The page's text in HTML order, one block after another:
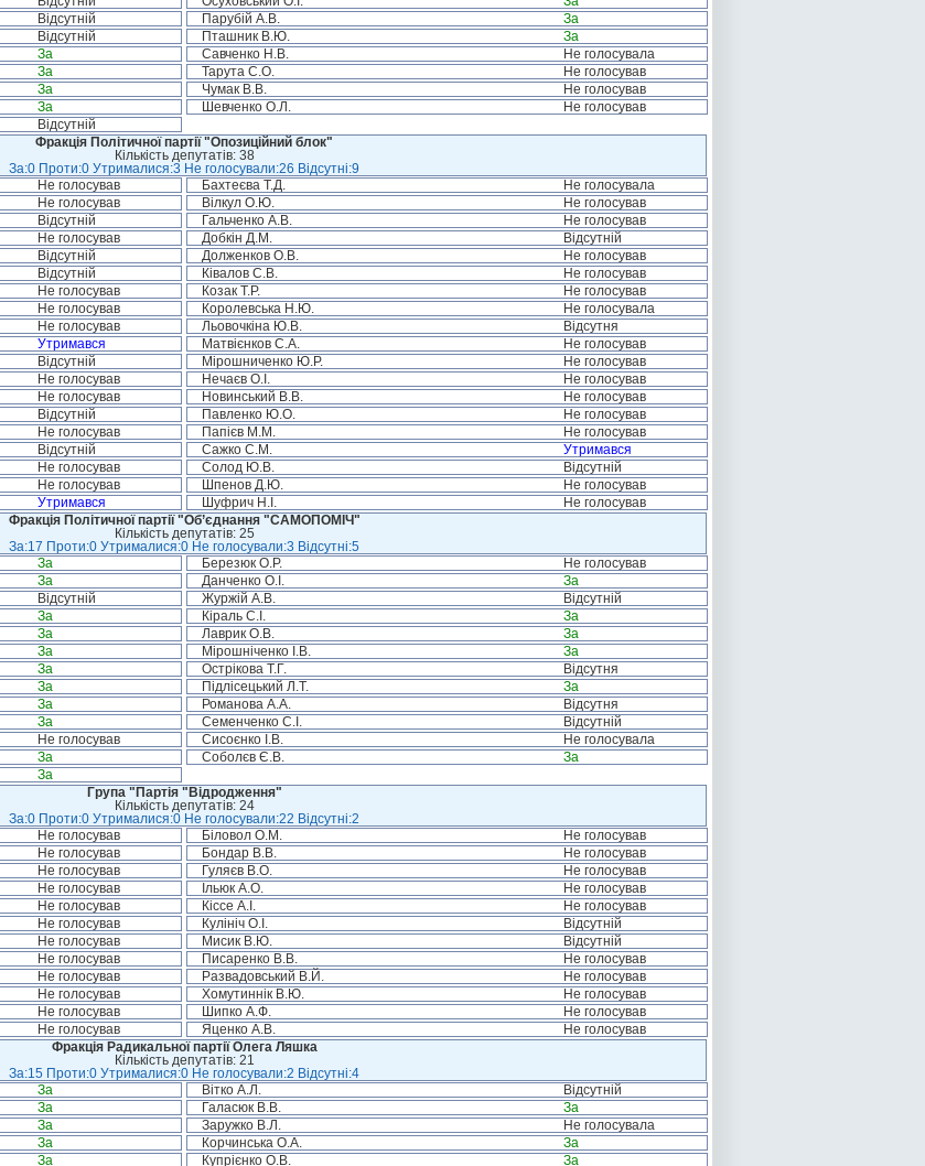
Відсутній Парубій А.В.
За
Відсутній Пташник В.Ю.
За
За Савченко Н.В.
Не голосувала
За Тарута С.О.
Не голосував
За Чумак В.В.
Не голосував
За Шевченко О.Л.
Не голосував
Відсутній
Фракція Політичної партії "Опозиційний блок"
Кількість депутатів: 38
За:0 Проти:0 Утрималися:3 Не голосували:26 Відсутні:9
Не голосував Бахтеєва Т.Д.
Не голосувала
Не голосував Вілкул О.Ю.
Не голосував
Відсутній Гальченко А.В.
Не голосував
Не голосував Добкін Д.М.
Відсутній
Відсутній Долженков О.В.
Не голосував
Відсутній Ківалов С.В.
Не голосував
Не голосував Козак Т.Р.
Не голосував
Не голосував Королевська Н.Ю.
Не голосувала
Не голосував Льовочкіна Ю.В.
Відсутня
Утримався Матвієнков С.А.
Не голосував
Відсутній Мірошниченко Ю.Р.
Не голосував
Не голосував Нечаєв О.І.
Не голосував
Не голосував Новинський В.В.
Не голосував
Відсутній Павленко Ю.О.
Не голосував
Не голосував Папієв М.М.
Не голосував
Відсутній Сажко С.М.
Утримався
Не голосував Солод Ю.В.
Відсутній
Не голосував Шпенов Д.Ю.
Не голосував
Утримався Шуфрич Н.І.
Не голосував
Фракція Політичної партії "Об’єднання "САМОПОМІЧ"
Кількість депутатів: 25
За:17 Проти:0 Утрималися:0 Не голосували:3 Відсутні:5
За Березюк О.Р.
Не голосував
За Данченко О.І.
За
Відсутній Журжій А.В.
Відсутній
За Кіраль С.І.
За
За Лаврик О.В.
За
За Мірошніченко І.В.
За
За Острікова Т.Г.
Відсутня
За Підлісецький Л.Т.
За
За Романова А.А.
Відсутня
За Семенченко С.І.
Відсутній
Не голосував Сисоєнко І.В.
Не голосувала
За Соболєв Є.В.
За
За
Група "Партія "Відродження"
Кількість депутатів: 24
За:0 Проти:0 Утрималися:0 Не голосували:22 Відсутні:2
Не голосував Біловол О.М.
Не голосував
Не голосував Бондар В.В.
Не голосував
Не голосував Гуляєв В.О.
Не голосував
Не голосував Ільюк А.О.
Не голосував
Не голосував Кіссе А.І.
Не голосував
Не голосував Кулініч О.І.
Відсутній
Не голосував Мисик В.Ю.
Відсутній
Не голосував Писаренко В.В.
Не голосував
Не голосував Развадовський В.Й.
Не голосував
Не голосував Хомутиннік В.Ю.
Не голосував
Не голосував Шипко А.Ф.
Не голосував
Не голосував Яценко А.В.
Не голосував
Фракція Радикальної партії Олега Ляшка
Кількість депутатів: 21
За:15 Проти:0 Утрималися:0 Не голосували:2 Відсутні:4
За Вітко А.Л.
Відсутній
За Галасюк В.В.
За
За Заружко В.Л.
Не голосувала
За Корчинська О.А.
За
За Купрієнко О.В. За